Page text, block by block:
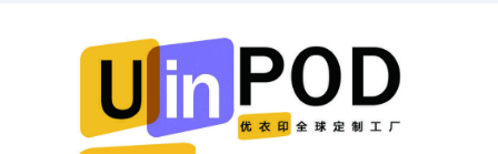
根据Semrush数据，Shein在澳大利亚服装与时尚
网站流量排名中跃居第二，10月总访问量达938万
次，仅次于Myer的1151万次，The Iconic和